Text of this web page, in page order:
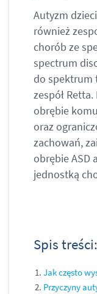
Autyzm
również
chorób ze
spectrum
do spektrum
zespół
obrębie
oraz
zachowań,
obrębie ASD
jednostką
Spis treści:
Jak często
Przyczyny